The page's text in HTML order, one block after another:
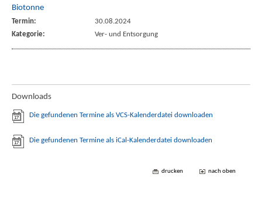
Biotonne
Termin:
30.08.2024
Kategorie:
Ver- und Entsorgung
Downloads
Die gefundenen Termine als VCS-Kalenderdatei downloaden
Die gefundenen Termine als iCal-Kalenderdatei downloaden
drucken nach oben